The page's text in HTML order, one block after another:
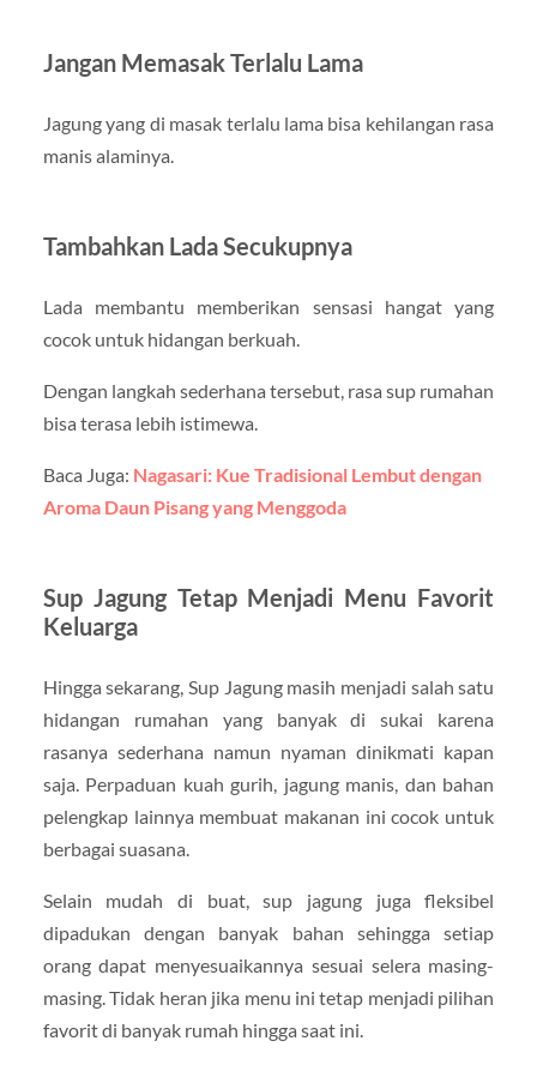
Jangan Memasak Terlalu Lama
Jagung yang di masak terlalu lama bisa kehilangan rasa
manis alaminya.
Tambahkan Lada Secukupnya
Lada membantu memberikan sensasi hangat yang
cocok untuk hidangan berkuah.
Dengan langkah sederhana tersebut, rasa sup rumahan
bisa terasa lebih istimewa.
Baca Juga: Nagasari: Kue Tradisional Lembut dengan
Aroma Daun Pisang yang Menggoda
Sup Jagung Tetap Menjadi Menu Favorit
Keluarga
Hingga sekarang, Sup Jagung masih menjadi salah satu
hidangan rumahan yang banyak di sukai karena
rasanya sederhana namun nyaman dinikmati kapan
saja. Perpaduan kuah gurih, jagung manis, dan bahan
pelengkap lainnya membuat makanan ini cocok untuk
berbagai suasana.
Selain mudah di buat, sup jagung juga fleksibel
dipadukan dengan banyak bahan sehingga setiap
orang dapat menyesuaikannya sesuai selera masing-
masing. Tidak heran jika menu ini tetap menjadi pilihan
favorit di banyak rumah hingga saat ini.